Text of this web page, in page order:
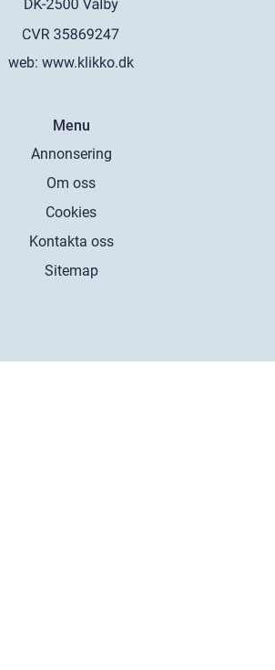
web: www.klikko.dk
Menu
Annonsering
Om oss
Cookies
Kontakta oss
Sitemap